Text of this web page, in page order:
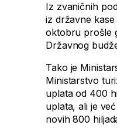
Iz zvaničnih
iz državne
oktobru prošle
Državnog
Tako je
Ministarstvo
uplata od 400
uplata, ali je
novih 800